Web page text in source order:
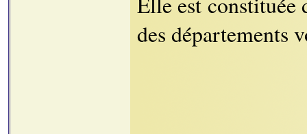
des départements